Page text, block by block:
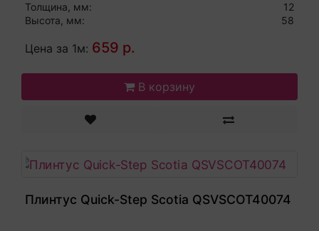
Толщина, мм:
12
Высота, мм:
58
Цена за 1м: 659 р.
В корзину
Плинтус Quick-Step Scotia QSVSCOT40074